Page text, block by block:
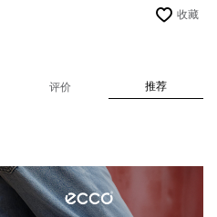
收藏
评价 推荐